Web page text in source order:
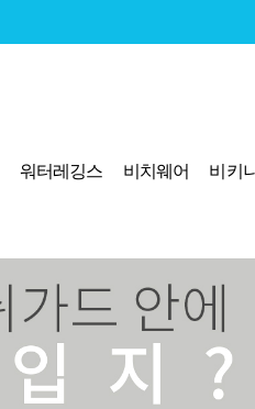
워터레깅스 비치웨어 비키니